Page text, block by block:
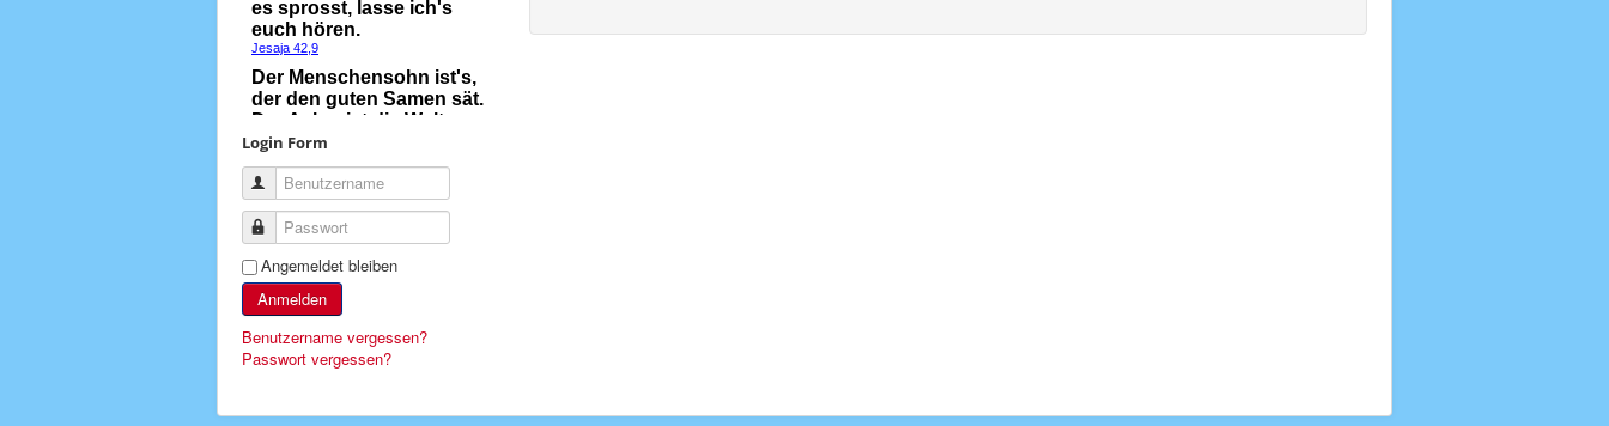
Login Form
Benutzername
Passwort
Angemeldet bleiben
Anmelden
Benutzername vergessen?
Passwort vergessen?